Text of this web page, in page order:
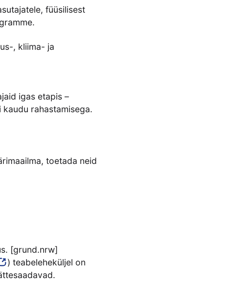
füüsilisest
, kliima- ja
igas etapis –
rahastamisega.
toetada neid
[grund.nrw]
) teabeleheküljel on